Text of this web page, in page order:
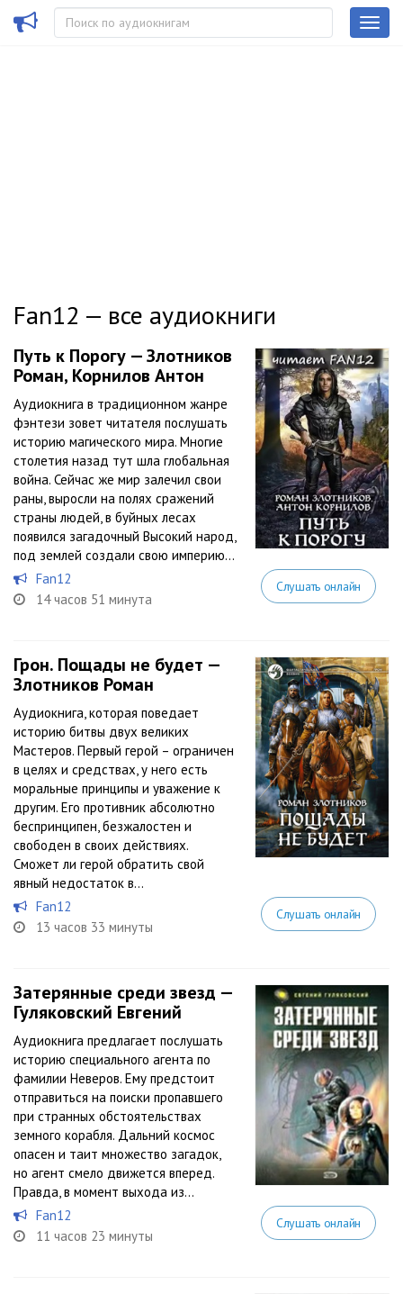
Fan12 — все аудиокниги
Путь к Порогу — Злотников
Роман, Корнилов Антон
Аудиокнига в традиционном жанре
фэнтези зовет читателя послушать
историю магического мира. Многие
столетия назад тут шла глобальная
война. Сейчас же мир залечил свои
раны, выросли на полях сражений
страны людей, в буйных лесах
появился загадочный Высокий народ,
под землей создали свою империю...
Fan12
14 часов 51 минута
Слушать онлайн
Грон. Пощады не будет —
Злотников Роман
Аудиокнига, которая поведает
историю битвы двух великих
Мастеров. Первый герой – ограничен
в целях и средствах, у него есть
моральные принципы и уважение к
другим. Его противник абсолютно
беспринципен, безжалостен и
свободен в своих действиях.
Сможет ли герой обратить свой
явный недостаток в...
Fan12
13 часов 33 минуты
Слушать онлайн
Затерянные среди звезд —
Гуляковский Евгений
Аудиокнига предлагает послушать
историю специального агента по
фамилии Неверов. Ему предстоит
отправиться на поиски пропавшего
при странных обстоятельствах
земного корабля. Дальний космос
опасен и таит множество загадок,
но агент смело движется вперед.
Правда, в момент выхода из...
Fan12
11 часов 23 минуты
Слушать онлайн